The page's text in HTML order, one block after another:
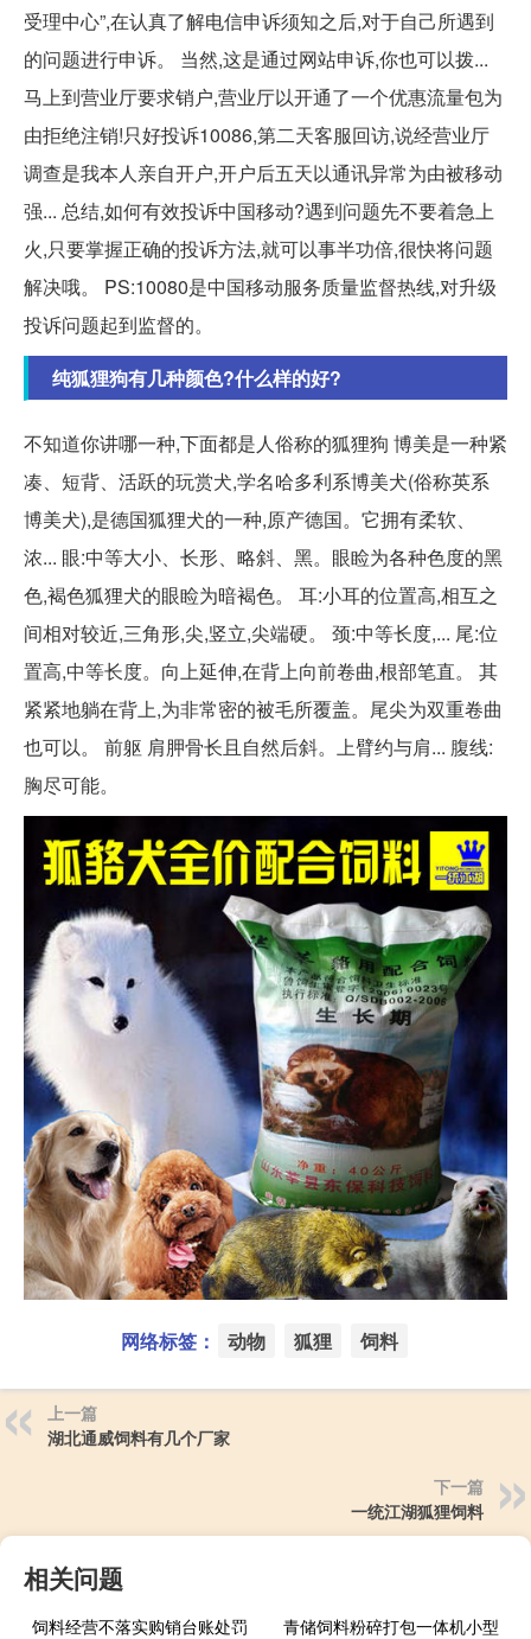
受理中心”,在认真了解电信申诉须知之后,对于自己所遇到
的问题进行申诉。 当然,这是通过网站申诉,你也可以拨...
马上到营业厅要求销户,营业厅以开通了一个优惠流量包为
由拒绝注销!只好投诉10086,第二天客服回访,说经营业厅
调查是我本人亲自开户,开户后五天以通讯异常为由被移动
强... 总结,如何有效投诉中国移动?遇到问题先不要着急上
火,只要掌握正确的投诉方法,就可以事半功倍,很快将问题
解决哦。 PS:10080是中国移动服务质量监督热线,对升级
投诉问题起到监督的。
纯狐狸狗有几种颜色?什么样的好?
不知道你讲哪一种,下面都是人俗称的狐狸狗 博美是一种紧
凑、短背、活跃的玩赏犬,学名哈多利系博美犬(俗称英系
博美犬),是德国狐狸犬的一种,原产德国。它拥有柔软、
浓... 眼:中等大小、长形、略斜、黑。眼睑为各种色度的黑
色,褐色狐狸犬的眼睑为暗褐色。 耳:小耳的位置高,相互之
间相对较近,三角形,尖,竖立,尖端硬。 颈:中等长度,... 尾:位
置高,中等长度。向上延伸,在背上向前卷曲,根部笔直。 其
紧紧地躺在背上,为非常密的被毛所覆盖。尾尖为双重卷曲
也可以。 前躯 肩胛骨长且自然后斜。上臂约与肩... 腹线:
胸尽可能。
网络标签： 动物 狐狸 饲料
上一篇
湖北通威饲料有几个厂家
下一篇
一统江湖狐狸饲料
相关问题
饲料经营不落实购销台账处罚
青储饲料粉碎打包一体机小型